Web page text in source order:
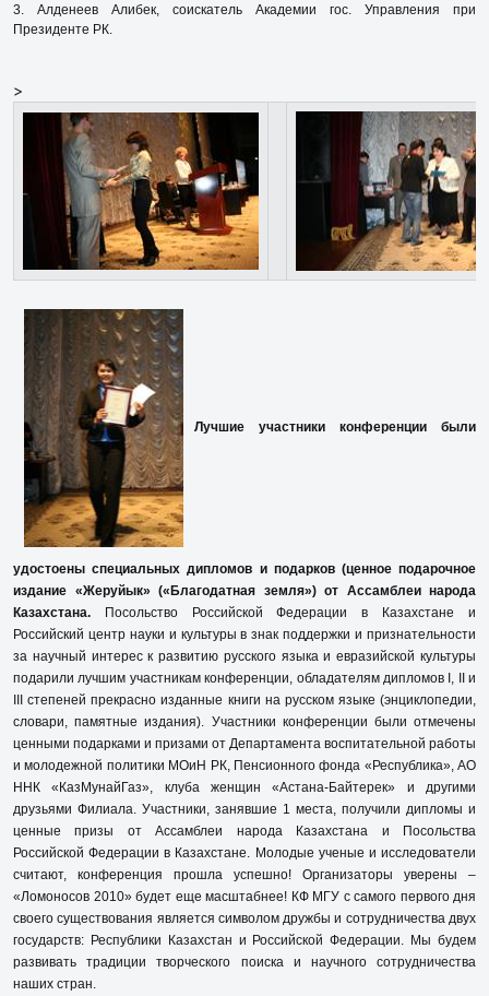
3. Алденеев Алибек, соискатель Академии гос. Управления при
Президенте РК.
>
Лучшие участники конференции были
удостоены специальных дипломов и подарков (ценное подарочное
издание «Жеруйык» («Благодатная земля») от Ассамблеи народа
Казахстана. Посольство Российской Федерации в Казахстане и
Российский центр науки и культуры в знак поддержки и признательности
за научный интерес к развитию русского языка и евразийской культуры
подарили лучшим участникам конференции, обладателям дипломов I, II и
III степеней прекрасно изданные книги на русском языке (энциклопедии,
словари, памятные издания). Участники конференции были отмечены
ценными подарками и призами от Департамента воспитательной работы
и молодежной политики МОиН РК, Пенсионного фонда «Республика», АО
ННК «КазМунайГаз», клуба женщин «Астана-Байтерек» и другими
друзьями Филиала. Участники, занявшие 1 места, получили дипломы и
ценные призы от Ассамблеи народа Казахстана и Посольства
Российской Федерации в Казахстане. Молодые ученые и исследователи
считают, конференция прошла успешно! Организаторы уверены –
«Ломоносов 2010» будет еще масштабнее! КФ МГУ с самого первого дня
своего существования является символом дружбы и сотрудничества двух
государств: Республики Казахстан и Российской Федерации. Мы будем
развивать традиции творческого поиска и научного сотрудничества
наших стран.